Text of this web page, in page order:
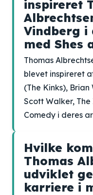
inspireret
Vindberg i
med Shes
Thomas
blevet inspireret
(The Kinks), Brian
Scott Walker, The
Comedy i deres
Hvilke
Thomas
udviklet
karriere i